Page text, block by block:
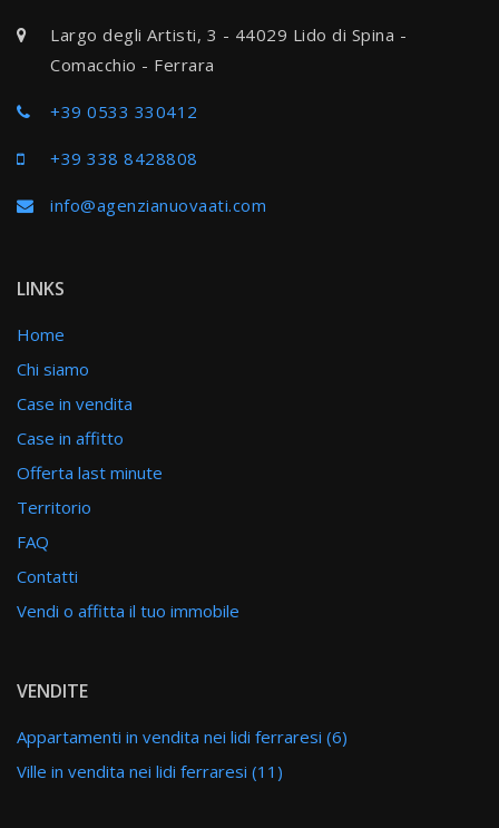
Largo degli Artisti, 3 - 44029 Lido di Spina -
Comacchio - Ferrara
+39 0533 330412
+39 338 8428808
info@agenzianuovaati.com
LINKS
Home
Chi siamo
Case in vendita
Case in affitto
Offerta last minute
Territorio
FAQ
Contatti
Vendi o affitta il tuo immobile
VENDITE
Appartamenti in vendita nei lidi ferraresi (6)
Ville in vendita nei lidi ferraresi (11)